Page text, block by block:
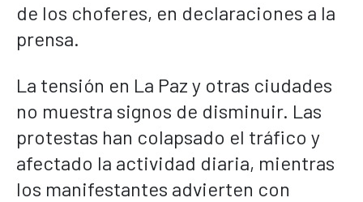
de los choferes, en declaraciones a la
prensa.
La tensión en La Paz y otras ciudades
no muestra signos de disminuir. Las
protestas han colapsado el tráfico y
afectado la actividad diaria, mientras
los manifestantes advierten con